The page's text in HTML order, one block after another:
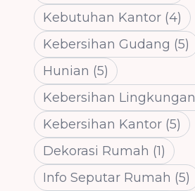
Kebutuhan Kantor (4)
Kebersihan Gudang (5)
Hunian (5)
Kebersihan Lingkungan
Kebersihan Kantor (5)
Dekorasi Rumah (1)
Info Seputar Rumah (5)